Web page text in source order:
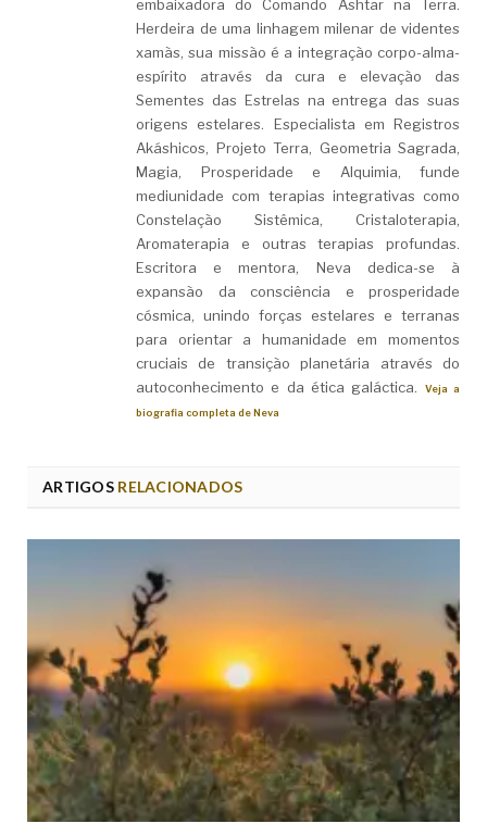
embaixadora do Comando Ashtar na Terra.
Herdeira de uma linhagem milenar de videntes
xamãs, sua missão é a integração corpo-alma-
espírito através da cura e elevação das
Sementes das Estrelas na entrega das suas
origens estelares. Especialista em Registros
Akáshicos, Projeto Terra, Geometria Sagrada,
Magia, Prosperidade e Alquimia, funde
mediunidade com terapias integrativas como
Constelação Sistêmica, Cristaloterapia,
Aromaterapia e outras terapias profundas.
Escritora e mentora, Neva dedica-se à
expansão da consciência e prosperidade
cósmica, unindo forças estelares e terranas
para orientar a humanidade em momentos
cruciais de transição planetária através do
autoconhecimento e da ética galáctica.
Veja a
biografia completa de Neva
ARTIGOSRELACIONADOS